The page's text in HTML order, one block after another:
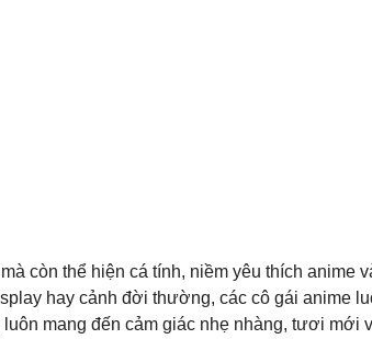
còn thể hiện cá tính, niềm yêu thích anime
hay cảnh đời thường, các cô gái anime
mang đến cảm giác nhẹ nhàng, tươi mới